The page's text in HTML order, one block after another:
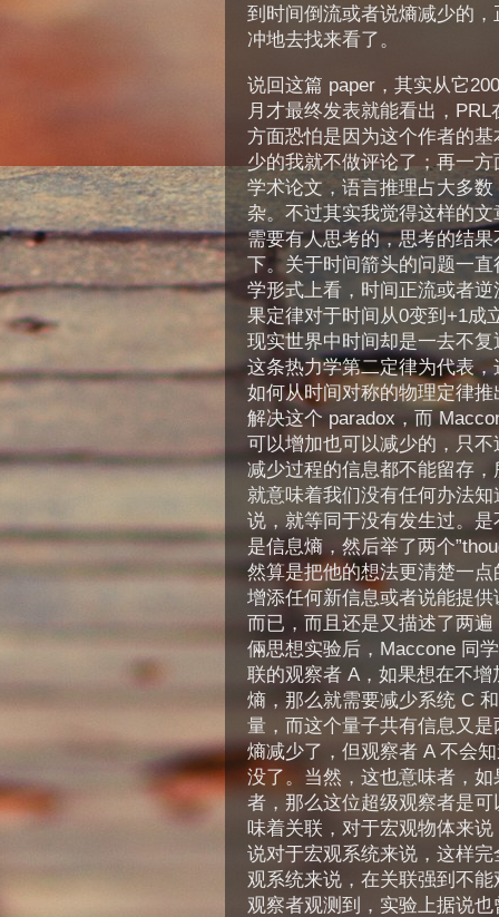
到时间倒流或者说熵减少的
冲地去找来看了。
说回这篇 paper，其实从它
月才最终发表就能看出，
方面恐怕是因为这个作者的
少的我就不做评论了；再一
学术论文，语言推理占大多
杂。不过其实我觉得这样的
需要有人思考的，思考的结
下。关于时间箭头的问题一
学形式上看，时间正流或者
果定律对于时间从0变到+1成
现实世界中时间却是一去不
这条热力学第二定律为代表
如何从时间对称的物理定律
解决这个 paradox，而
可以增加也可以减少的，只
减少过程的信息都不能留存
就意味着我们没有任何办法
说，就等同于没有发生过。
是信息熵，然后举了两个
然算是把他的想法更清楚一
增添任何新信息或者说能提
而已，而且还是又描述了两
倆思想实验后，Maccone 同
联的观察者 A，如果想在不
熵，那么就需要减少系统 C
量，而这个量子共有信息又
熵减少了，但观察者 A 不会
没了。当然，这也意味者，
者，那么这位超级观察者是
味着关联，对于宏观物体来
说对于宏观系统来说，这样
观系统来说，在关联强到不
观察者观测到，实验上据说